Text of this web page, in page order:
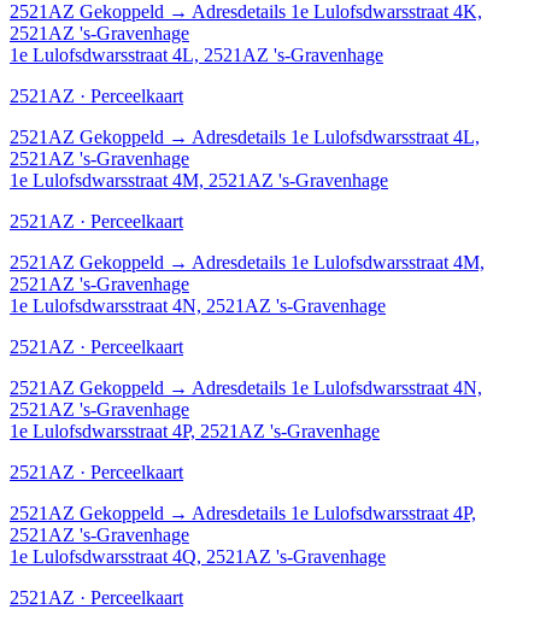
2521AZ Gekoppeld → Adresdetails 1e Lulofsdwarsstraat 4K,
2521AZ 's-Gravenhage
1e Lulofsdwarsstraat 4L, 2521AZ 's-Gravenhage
2521AZ · Perceelkaart
2521AZ Gekoppeld → Adresdetails 1e Lulofsdwarsstraat 4L,
2521AZ 's-Gravenhage
1e Lulofsdwarsstraat 4M, 2521AZ 's-Gravenhage
2521AZ · Perceelkaart
2521AZ Gekoppeld → Adresdetails 1e Lulofsdwarsstraat 4M,
2521AZ 's-Gravenhage
1e Lulofsdwarsstraat 4N, 2521AZ 's-Gravenhage
2521AZ · Perceelkaart
2521AZ Gekoppeld → Adresdetails 1e Lulofsdwarsstraat 4N,
2521AZ 's-Gravenhage
1e Lulofsdwarsstraat 4P, 2521AZ 's-Gravenhage
2521AZ · Perceelkaart
2521AZ Gekoppeld → Adresdetails 1e Lulofsdwarsstraat 4P,
2521AZ 's-Gravenhage
1e Lulofsdwarsstraat 4Q, 2521AZ 's-Gravenhage
2521AZ · Perceelkaart